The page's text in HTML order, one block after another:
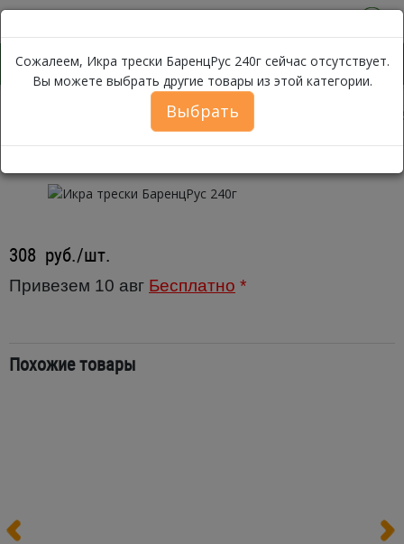
0
Икра щуки, палтуса, речной рыбы Икра
Сожалеем, Икра трески БаренцРус 240г сейчас отсутствует.
Вы можете выбрать другие товары из этой категории.
Выбрать
Икра трески БаренцРус 240г
308 руб./шт.
Привезем 10 авг Бесплатно *
Похожие товары